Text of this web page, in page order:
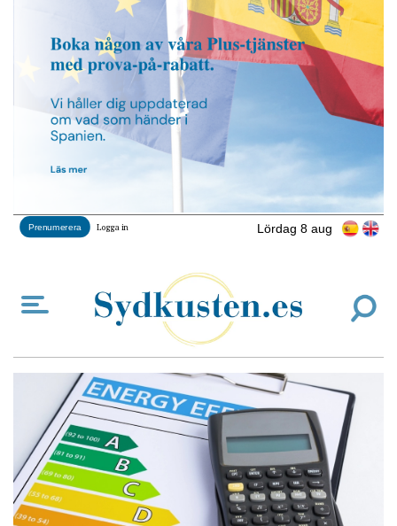
Lördag 8 aug
Prenumerera Logga in